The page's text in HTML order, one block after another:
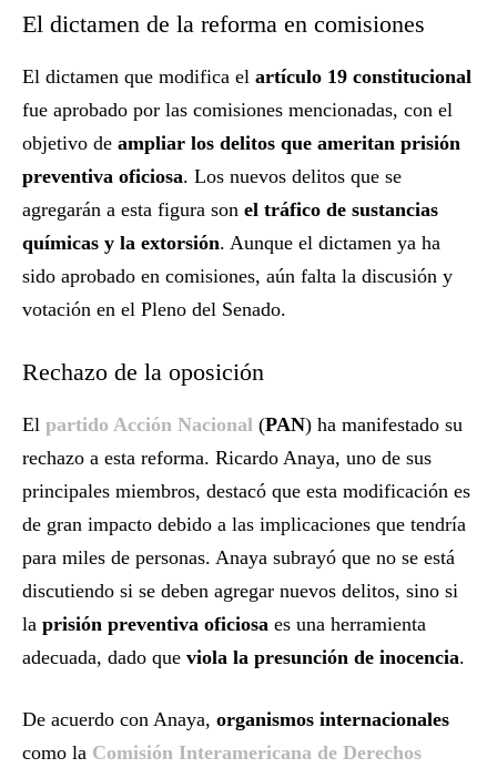
El dictamen de la reforma en comisiones
El dictamen que modifica el artículo 19 constitucional
fue aprobado por las comisiones mencionadas, con el
objetivo de ampliar los delitos que ameritan prisión
preventiva oficiosa. Los nuevos delitos que se
agregarán a esta figura son el tráfico de sustancias
químicas y la extorsión. Aunque el dictamen ya ha
sido aprobado en comisiones, aún falta la discusión y
votación en el Pleno del Senado.
Rechazo de la oposición
El partido Acción Nacional (PAN) ha manifestado su
rechazo a esta reforma. Ricardo Anaya, uno de sus
principales miembros, destacó que esta modificación es
de gran impacto debido a las implicaciones que tendría
para miles de personas. Anaya subrayó que no se está
discutiendo si se deben agregar nuevos delitos, sino si
la prisión preventiva oficiosa es una herramienta
adecuada, dado que viola la presunción de inocencia.
De acuerdo con Anaya, organismos internacionales
como la Comisión Interamericana de Derechos